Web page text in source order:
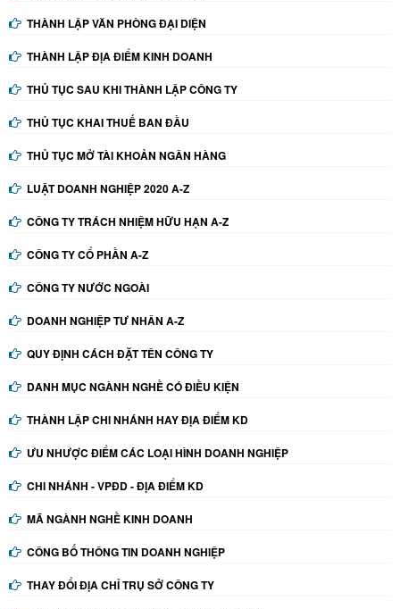
THÀNH LẬP VĂN PHÒNG ĐẠI DIỆN
THÀNH LẬP ĐỊA ĐIỂM KINH DOANH
THỦ TỤC SAU KHI THÀNH LẬP CÔNG TY
THỦ TỤC KHAI THUẾ BAN ĐẦU
THỦ TỤC MỞ TÀI KHOẢN NGÂN HÀNG
LUẬT DOANH NGHIỆP 2020 A-Z
CÔNG TY TRÁCH NHIỆM HỮU HẠN A-Z
CÔNG TY CỔ PHẦN A-Z
CÔNG TY NƯỚC NGOÀI
DOANH NGHIỆP TƯ NHÂN A-Z
QUY ĐỊNH CÁCH ĐẶT TÊN CÔNG TY
DANH MỤC NGÀNH NGHỀ CÓ ĐIỀU KIỆN
THÀNH LẬP CHI NHÁNH HAY ĐỊA ĐIỂM KD
ƯU NHƯỢC ĐIỂM CÁC LOẠI HÌNH DOANH NGHIỆP
CHI NHÁNH - VPĐD - ĐỊA ĐIỂM KD
MÃ NGÀNH NGHỀ KINH DOANH
CÔNG BỐ THÔNG TIN DOANH NGHIỆP
THAY ĐỔI ĐỊA CHỈ TRỤ SỞ CÔNG TY